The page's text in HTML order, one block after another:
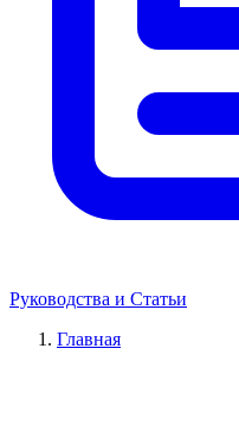
Руководства и Статьи
Главная